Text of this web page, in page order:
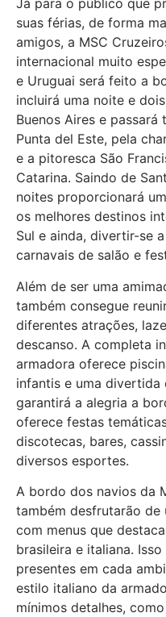
Já para o público que
suas férias, de forma
amigos, a MSC
internacional muito
e Uruguai será feito a
incluirá uma noite e
Buenos Aires e
Punta del Este, pela
e a pitoresca São
Catarina. Saindo de
noites proporcionará
os melhores destinos
Sul e ainda, divertir-se
carnavais de salão e
Além de ser uma
também consegue
diferentes atrações,
descanso. A completa
armadora oferece
infantis e uma divertida
garantirá a alegria a
oferece festas
discotecas, bares,
diversos esportes.
A bordo dos navios da
também desfrutarão de
com menus que
brasileira e italiana.
presentes em cada
estilo italiano da
mínimos detalhes,